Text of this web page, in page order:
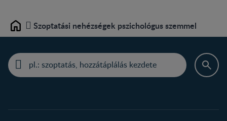
Home Szoptatási nehézségek pszichológus szemmel